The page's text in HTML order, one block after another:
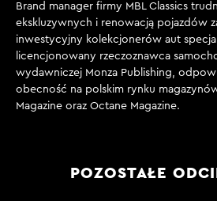
Brand manager firmy MBL Classics
ekskluzywnych i renowacją pojazdów
inwestycyjny kolekcjonerów aut
licencjonowany rzeczoznawca
wydawniczej Monza Publishing,
obecność na polskim rynku
Magazine oraz Octane Magazine.
POZOSTAŁE